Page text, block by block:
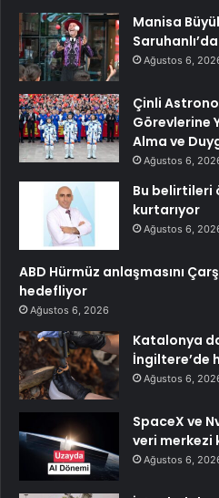
Manisa
Ağustos 6,
Çinli
Görevlerine
Alma ve
Ağustos 6,
Bu belirtileri
kurtarıyor
Ağustos 6,
ABD Hürmüz anlaşmasını
hedefliyor
Ağustos 6, 2026
Katalonya
İngiltere’de
Ağustos 6,
SpaceX ve
veri merkezi
Ağustos 6,